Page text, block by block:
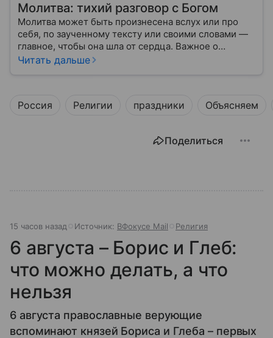
Молитва: тихий разговор с Богом
Молитва может быть произнесена вслух или про
себя, по заученному тексту или своими словами —
главное, чтобы она шла от сердца. Важное о
значении молитв — в нашем материале.
Читать дальше
Россия Религии праздники Объясняем
Поделиться
15 часов назад Источник: ВФокусе Mail Религия
6 августа – Борис и Глеб:
что можно делать, а что
нельзя
6 августа православные верующие
вспоминают князей Бориса и Глеба – первых